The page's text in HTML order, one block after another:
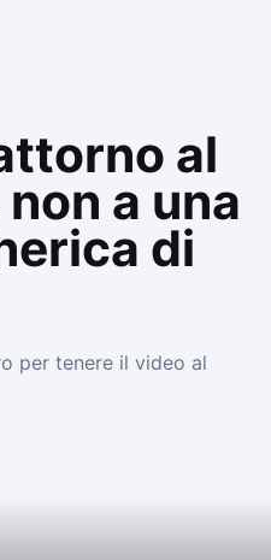
al
a una
di
per tenere il video al